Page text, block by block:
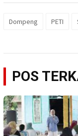
Dompeng PETI
POS